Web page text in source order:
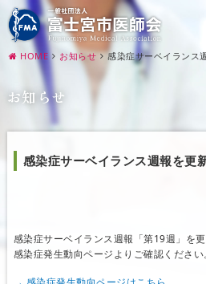
HOME お知らせ 感染症サーベイランス
お知らせ
感染症サーベイランス週報を更
感染症サーベイランス週報「第19週」を更
感染症発生動向ページよりご確認ください